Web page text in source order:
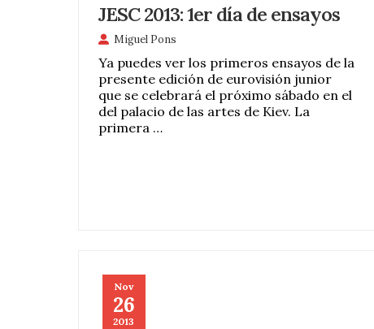
JESC 2013: 1er día de ensayos
Miguel Pons
Ya puedes ver los primeros ensayos de la
presente edición de eurovisión junior
que se celebrará el próximo sábado en el
del palacio de las artes de Kiev. La
primera …
Nov
26
2013